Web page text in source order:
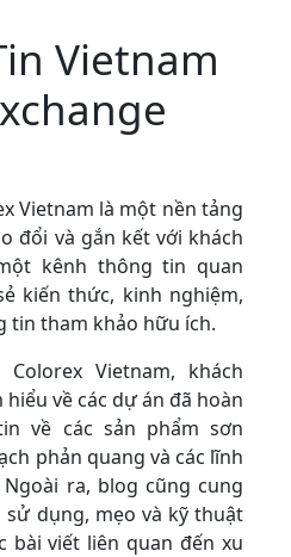
Vietnam
Vietnam là một nền tảng
đổi và gắn kết với khách
kênh thông tin quan
kiến thức, kinh nghiệm,
tin tham khảo hữu ích.
Vietnam, khách
về các dự án đã hoàn
về các sản phẩm sơn
phản quang và các lĩnh
ra, blog cũng cung
sử dụng, mẹo và kỹ thuật
bài viết liên quan đến xu